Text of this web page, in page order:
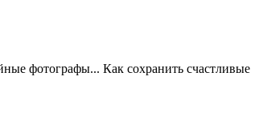
фотографы... Как сохранить счастливые